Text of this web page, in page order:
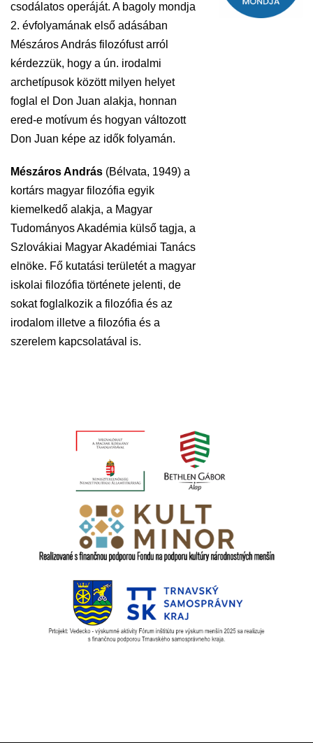
csodálatos operáját. A bagoly mondja
2. évfolyamának első adásában
Mészáros András filozófust arról
kérdezzük, hogy a ún. irodalmi
archetípusok között milyen helyet
foglal el Don Juan alakja, honnan
ered-e motívum és hogyan változott
Don Juan képe az idők folyamán.
Mészáros András (Bélvata, 1949) a
kortárs magyar filozófia egyik
kiemelkedő alakja, a Magyar
Tudományos Akadémia külső tagja, a
Szlovákiai Magyar Akadémiai Tanács
elnöke. Fő kutatási területét a magyar
iskolai filozófia története jelenti, de
sokat foglalkozik a filozófia és az
irodalom illetve a filozófia és a
szerelem kapcsolatával is.